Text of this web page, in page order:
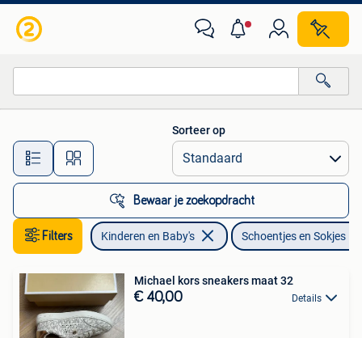
Alle afstanden…
Sorteer op
Bewaar je zoekopdracht
Filters Kinderen en Baby's Schoentjes en Sokjes
Michael kors sneakers maat 32
€ 40,00 Details